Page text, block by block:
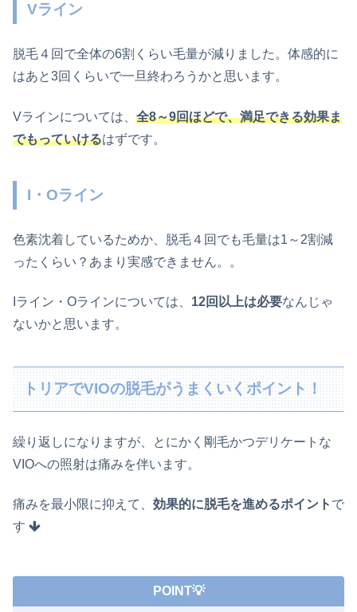
Vライン
脱毛４回で全体の6割くらい毛量が減りました。体感的に
はあと3回くらいで一旦終わろうかと思います。
Vラインについては、 全8～9回ほどで、満足できる効果ま
でもっていけるはずです。
I・Oライン
色素沈着しているためか、脱毛４回でも毛量は1～2割減
ったくらい？あまり実感できません。。
Iライン・Oラインについては、 12回以上は必要なんじゃ
ないかと思います。
トリアでVIOの脱毛がうまくいくポイント！
繰り返しになりますが、とにかく剛毛かつデリケートな
VIOへの照射は痛みを伴います。
痛みを最小限に抑えて、 効果的に脱毛を進めるポイント で
す
POINT💡